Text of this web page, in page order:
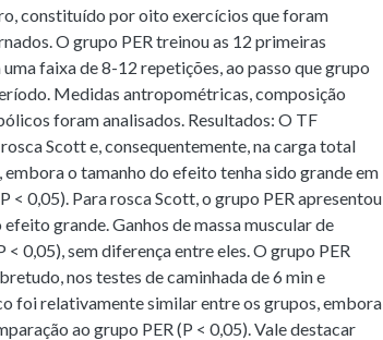
constituído por oito exercícios que foram
O grupo PER treinou as 12 primeiras
faixa de 8-12 repetições, ao passo que grupo
Medidas antropométricas, composição
foram analisados. Resultados: O TF
Scott e, consequentemente, na carga total
o tamanho do efeito tenha sido grande em
0,05). Para rosca Scott, o grupo PER apresentou
grande. Ganhos de massa muscular de
0,05), sem diferença entre eles. O grupo PER
nos testes de caminhada de 6 min e
foi relativamente similar entre os grupos, embora
ao grupo PER (P < 0,05). Vale destacar